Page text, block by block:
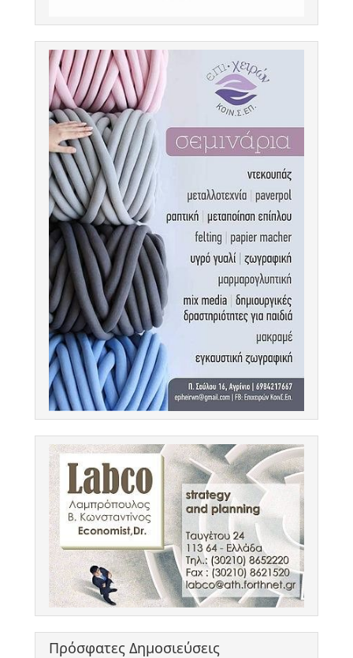
Πρόσφατες Δημοσιεύσεις